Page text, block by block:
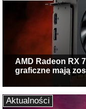
AMD Radeon RX
graficzne mają
Aktualności